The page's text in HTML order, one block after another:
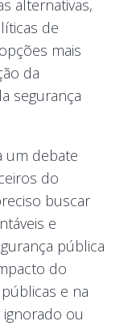
alternativas,
de
mais
da
segurança
um debate
do
buscar
e
pública
do
e na
ou